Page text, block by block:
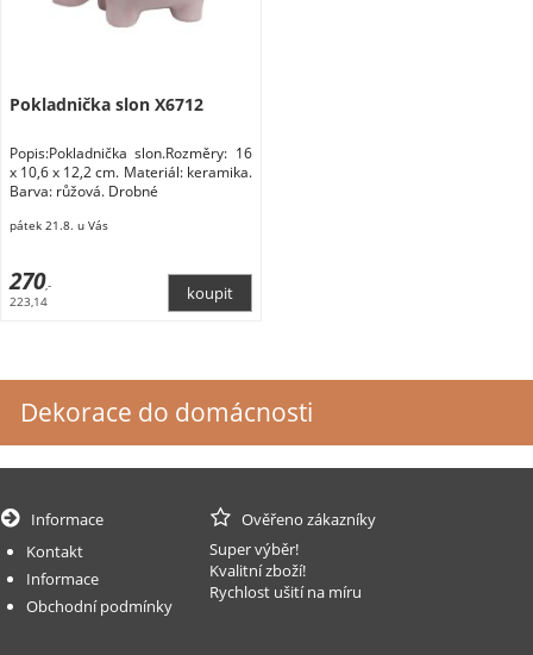
Pokladnička slon X6712
Popis:Pokladnička slon.Rozměry: 16
x 10,6 x 12,2 cm. Materiál: keramika.
Barva: růžová. Drobné
pátek 21.8. u Vás
270,-
223,14
Dekorace do domácnosti
Informace
Kontakt
Informace
Obchodní podmínky
Ověřeno zákazníky
Super výběr!
Kvalitní zboží!
Rychlost ušití na míru